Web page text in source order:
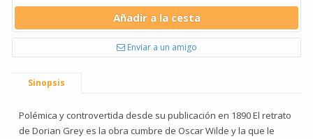
Añadir a la cesta
Enviar a un amigo
Sinopsis
Polémica y controvertida desde su publicación en 1890 El retrato
de Dorian Grey es la obra cumbre de Oscar Wilde y la que le